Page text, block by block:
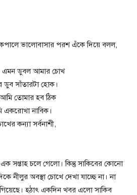
কপালে ভালোবাসার পরশ এঁকে দিয়ে বলল,
এমন ডুবল আমার চোখ
সাঁতারটা হোক।
তোমার হব ঠিক
নাবিক।
কন্যা সর্বনাশী,
সপ্তাহ চলে গেলো। কিন্তু সাকিবের কোনো
নীলুর অবস্থা চোখে দেখা যাচ্ছে না। না
হঠাৎ একদিন খবর এলো সাকিব